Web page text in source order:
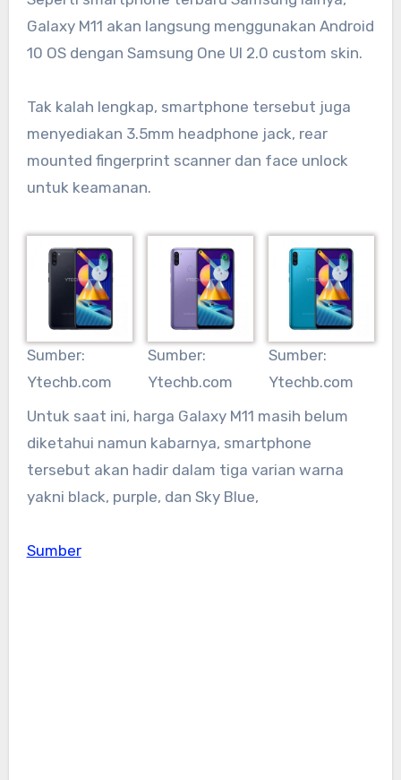
Galaxy M11 akan langsung menggunakan Android
10 OS dengan Samsung One UI 2.0 custom skin.
Tak kalah lengkap, smartphone tersebut juga
menyediakan 3.5mm headphone jack, rear
mounted fingerprint scanner dan face unlock
untuk keamanan.
Sumber:
Ytechb.com
Sumber:
Ytechb.com
Sumber:
Ytechb.com
Untuk saat ini, harga Galaxy M11 masih belum
diketahui namun kabarnya, smartphone
tersebut akan hadir dalam tiga varian warna
yakni black, purple, dan Sky Blue,
Sumber